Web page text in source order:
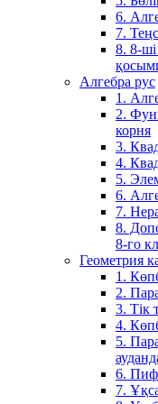
6.
7.
8. 8-
Алгебра рус
1.
2.
корня
3.
4.
5.
6.
7.
8.
8-го
Геометрия
1.
2.
3. Тік
4.
5.
6.
7.